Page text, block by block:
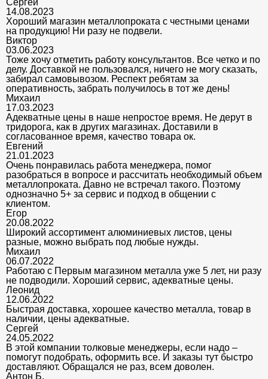
14.08.2023
Хороший магазин металлопроката с честными ценами
на продукцию! Ни разу не подвели.
Виктор
03.06.2023
Тоже хочу отметить работу консультантов. Все четко и по
делу. Доставкой не пользовался, ничего не могу сказать,
забирал самовывозом. Респект ребятам за
оперативность, забрать получилось в тот же день!
Михаил
17.03.2023
Адекватные цены в наше непростое время. Не дерут в
тридорога, как в других магазинах. Доставили в
согласованное время, качество товара ок.
Евгений
21.01.2023
Очень понравилась работа менеджера, помог
разобраться в вопросе и рассчитать необходимый объем
металлопроката. Давно не встречал такого. Поэтому
однозначно 5+ за сервис и подход в общении с
клиентом.
Егор
20.08.2022
Широкий ассортимент алюминиевых листов, цены
разные, можно выбрать под любые нужды.
Михаил
06.07.2022
Работаю с Первым магазином металла уже 5 лет, ни разу
не подводили. Хороший сервис, адекватные цены.
Леонид
12.06.2022
Быстрая доставка, хорошее качество металла, товар в
наличии, цены адекватные.
Сергей
24.05.2022
В этой компании толковые менеджеры, если надо –
помогут подобрать, оформить все. И заказы тут быстро
доставляют. Обращался не раз, всем доволен.
Антон Б.